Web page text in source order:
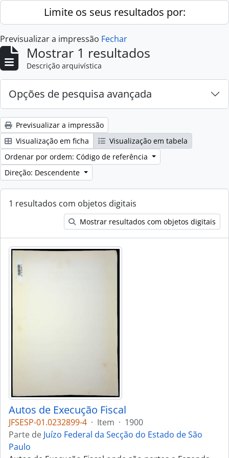
Skip to main contentLimite os seus resultados por:
Previsualizar a impressão Fechar
Mostrar 1 resultados
Descrição arquivística
Opções de pesquisa avançada
Previsualizar a impressão
Visualização em ficha
Visualização em tabela
Ordenar por ordem: Código de referência
Direção: Descendente
1 resultados com objetos digitais
Mostrar resultados com objetos digitais
Autos de Execução Fiscal
JFSESP-01.0232899-4 · Item · 1900
Parte de Juízo Federal da Secção do Estado de São
Paulo